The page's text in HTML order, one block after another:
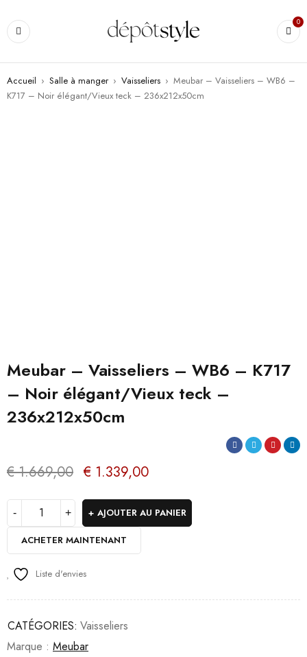
0
Accueil › Salle à manger › Vaisseliers › Meubar – Vaisseliers – WB6 –
K717 – Noir élégant/Vieux teck – 236x212x50cm
Meubar – Vaisseliers – WB6 – K717
– Noir élégant/Vieux teck –
236x212x50cm
€1.669,00 € 1.339,00
AJOUTER AU PANIER
ACHETER MAINTENANT
Liste d'envies
CATÉGORIES: Vaisseliers
Marque : Meubar